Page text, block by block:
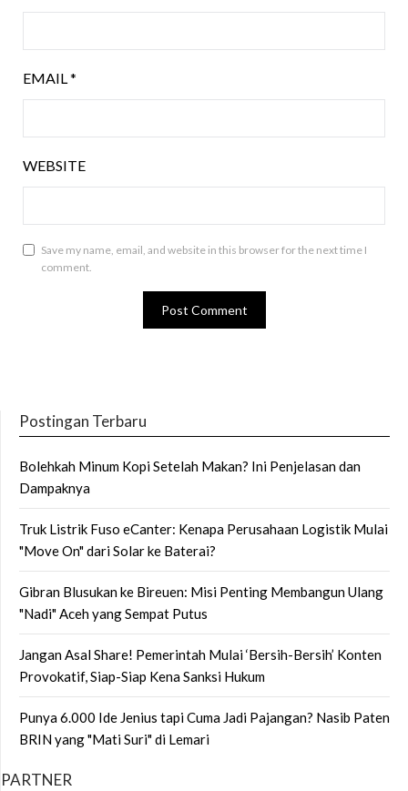
EMAIL*
WEBSITE
Save my name, email, and website in this browser for the next time I
comment.
Postingan Terbaru
Bolehkah Minum Kopi Setelah Makan? Ini Penjelasan dan
Dampaknya
Truk Listrik Fuso eCanter: Kenapa Perusahaan Logistik Mulai
"Move On" dari Solar ke Baterai?
Gibran Blusukan ke Bireuen: Misi Penting Membangun Ulang
"Nadi" Aceh yang Sempat Putus
Jangan Asal Share! Pemerintah Mulai ‘Bersih-Bersih’ Konten
Provokatif, Siap-Siap Kena Sanksi Hukum
Punya 6.000 Ide Jenius tapi Cuma Jadi Pajangan? Nasib Paten
BRIN yang "Mati Suri" di Lemari
PARTNER